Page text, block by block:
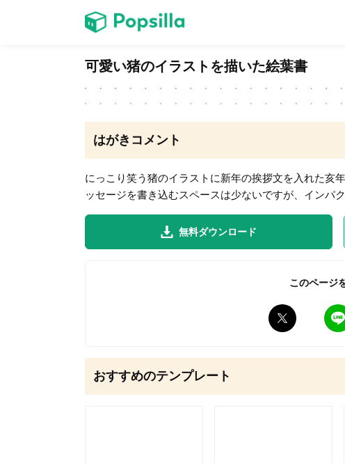
ゲーム
LINE無料スタンプ
可愛い猪のイラストを描いた絵葉書
はがきコメント
にっこり笑う猪のイラストに新年の挨拶文を入れた亥
ッセージを書き込むスペースは少ないですが、インパ
無料ダウンロード
このページ
おすすめのテンプレート